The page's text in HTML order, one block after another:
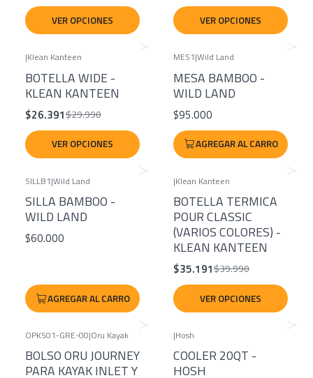
VER OPCIONES VER OPCIONES
|Klean Kanteen
BOTELLA WIDE -
KLEAN KANTEEN
$26.391$29.990
VER OPCIONES
MES1|Wild Land
MESA BAMBOO -
WILD LAND
$95.000
AGREGAR AL CARRO
SILLB1|Wild Land
SILLA BAMBOO -
WILD LAND
$60.000
AGREGAR AL CARRO
|Klean Kanteen
BOTELLA TERMICA
POUR CLASSIC
(VARIOS COLORES) -
KLEAN KANTEEN
$35.191$39.990
VER OPCIONES
OPK501-GRE-00|Oru Kayak
BOLSO ORU JOURNEY
PARA KAYAK INLET Y
|Hosh
COOLER 20QT -
HOSH